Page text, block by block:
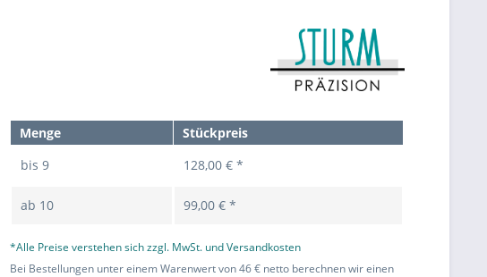
Menge
Stückpreis
bis9 128,00 € *
ab 10 99,00 € *
*Alle Preise verstehen sich zzgl. MwSt. und Versandkosten
Bei Bestellungen unter einem Warenwert von 46 € netto berechnen wir einen